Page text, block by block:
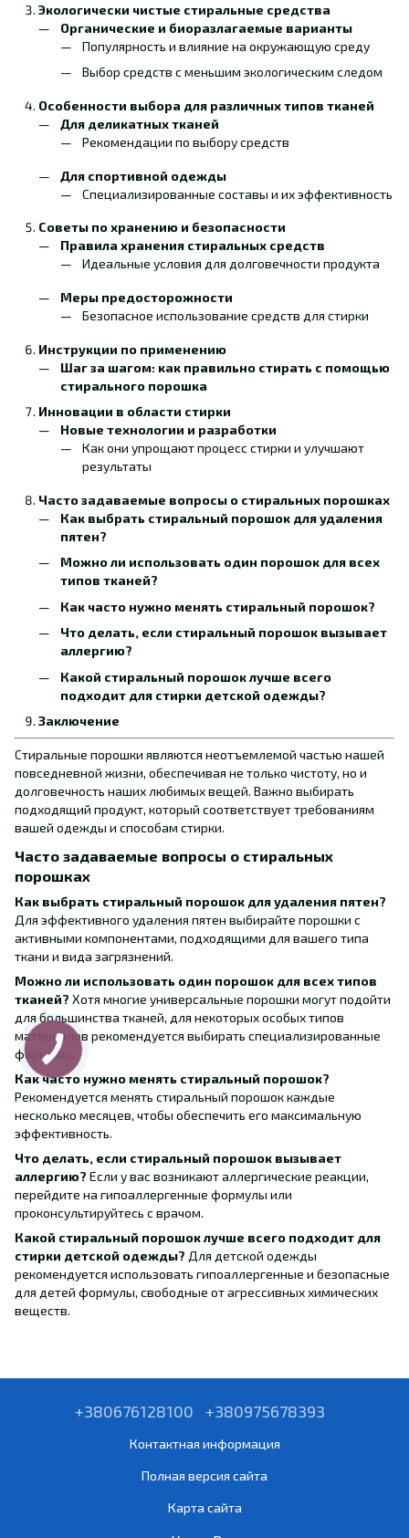
Экологически чистые стиральные средства
Органические и биоразлагаемые варианты
Популярность и влияние на окружающую среду
Выбор средств с меньшим экологическим следом
Особенности выбора для различных типов тканей
Для деликатных тканей
Рекомендации по выбору средств
Для спортивной одежды
Специализированные составы и их эффективность
Советы по хранению и безопасности
Правила хранения стиральных средств
Идеальные условия для долговечности продукта
Меры предосторожности
Безопасное использование средств для стирки
Инструкции по применению
Шаг за шагом: как правильно стирать с помощью
стирального порошка
Инновации в области стирки
Новые технологии и разработки
Как они упрощают процесс стирки и улучшают
результаты
Часто задаваемые вопросы о стиральных порошках
Как выбрать стиральный порошок для удаления
пятен?
Можно ли использовать один порошок для всех
типов тканей?
Как часто нужно менять стиральный порошок?
Что делать, если стиральный порошок вызывает
аллергию?
Какой стиральный порошок лучше всего
подходит для стирки детской одежды?
Заключение
Стиральные порошки являются неотъемлемой частью нашей
повседневной жизни, обеспечивая не только чистоту, но и
долговечность наших любимых вещей. Важно выбирать
подходящий продукт, который соответствует требованиям
вашей одежды и способам стирки.
Часто задаваемые вопросы о стиральных
порошках
Как выбрать стиральный порошок для удаления пятен?
Для эффективного удаления пятен выбирайте порошки с
активными компонентами, подходящими для вашего типа
ткани и вида загрязнений.
Можно ли использовать один порошок для всех типов
тканей? Хотя многие универсальные порошки могут подойти
для большинства тканей, для некоторых особых типов
материалов рекомендуется выбирать специализированные
формулы.
Как часто нужно менять стиральный порошок?
Рекомендуется менять стиральный порошок каждые
несколько месяцев, чтобы обеспечить его максимальную
эффективность.
Что делать, если стиральный порошок вызывает
аллергию? Если у вас возникают аллергические реакции,
перейдите на гипоаллергенные формулы или
проконсультируйтесь с врачом.
Какой стиральный порошок лучше всего подходит для
стирки детской одежды? Для детской одежды
рекомендуется использовать гипоаллергенные и безопасные
для детей формулы, свободные от агрессивных химических
веществ.
+380676128100 +380975678393
Контактная информация
Полная версия сайта
Карта сайта